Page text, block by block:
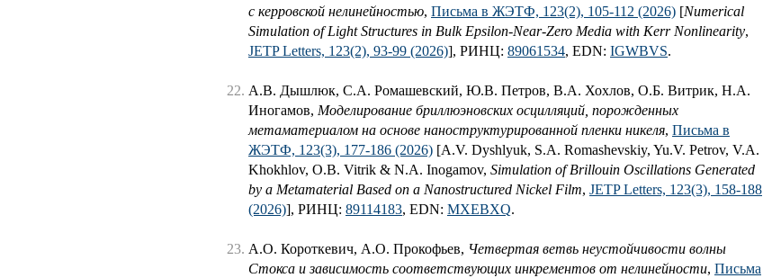
с керровской нелинейностью, Письма в ЖЭТФ, 123(2), 105-112 (2026) [Numerical
Simulation of Light Structures in Bulk Epsilon-Near-Zero Media with Kerr Nonlinearity,
JETP Letters, 123(2), 93-99 (2026)], РИНЦ: 89061534, EDN: IGWBVS.
А.В. Дышлюк, С.А. Ромашевский, Ю.В. Петров, В.А. Хохлов, О.Б. Витрик, Н.А.
Иногамов, Моделирование бриллюэновских осцилляций, порожденных
метаматериалом на основе наноструктурированной пленки никеля, Письма в
ЖЭТФ, 123(3), 177-186 (2026) [A.V. Dyshlyuk, S.A. Romashevskiy, Yu.V. Petrov, V.A.
Khokhlov, O.B. Vitrik & N.A. Inogamov, Simulation of Brillouin Oscillations Generated
by a Metamaterial Based on a Nanostructured Nickel Film, JETP Letters, 123(3), 158-188
(2026)], РИНЦ: 89114183, EDN: MXEBXQ.
А.О. Короткевич, А.О. Прокофьев, Четвертая ветвь неустойчивости волны
Стокса и зависимость соответствующих инкрементов от нелинейности, Письма